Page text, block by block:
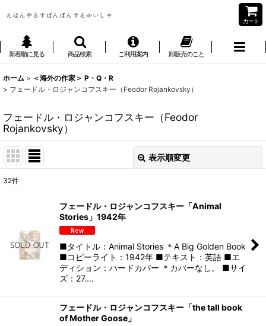
カート
新着順に見る 商品検索 ご利用案内 卸販売のこと
ホーム > ＜海外の作家＞ P・Q・R
> フェードル・ロジャンコフスキー（Feodor Rojankovsky）
フェードル・ロジャンコフスキー（Feodor
Rojankovsky）
表示順変更
絞り込む
32件
フェードル・ロジャンコフスキー「Animal
Stories」1942年
■タイトル：Animal Stories ＊A Big Golden Book
■コピーライト：1942年 ■テキスト：英語 ■エ
ディション：ハードカバー ＊カバーなし。 ■サイ
ズ：27.…
フェードル・ロジャンコフスキー「the tall book
of Mother Goose」